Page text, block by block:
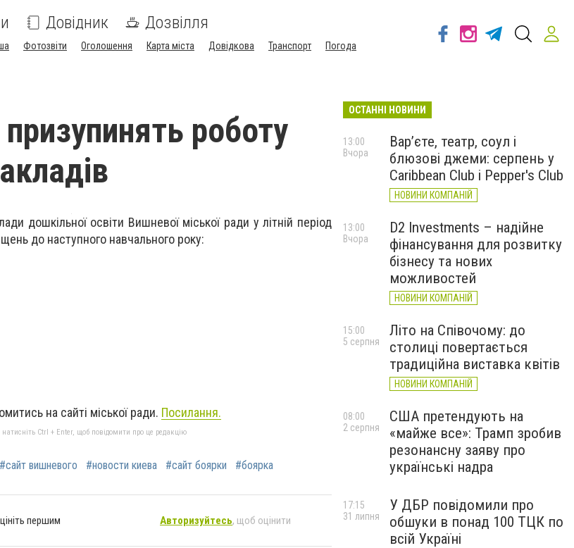
Довідник Дозвілля
Фотозвіти Оголошення Карта міста Довідкова Транспорт Погода
роботу
дошкільної освіти Вишневої міської ради у літній період
до наступного навчального року:
на сайті міської ради. Посилання.
Ctrl + Enter, щоб повідомити про це редакцію
#сайт вишневого #новости киева #сайт боярки #боярка
першим Авторизуйтесь, щоб оцінити
ОСТАННІ НОВИНИ
Вар’єте, театр, соул і
блюзові джеми: серпень у
Caribbean Club і Pepper's Club
НОВИНИ КОМПАНІЙ
13:00
Вчора
D2 Investments – надійне
фінансування для розвитку
бізнесу та нових
можливостей
НОВИНИ КОМПАНІЙ
13:00
Вчора
Літо на Співочому: до
столиці повертається
традиційна виставка квітів
НОВИНИ КОМПАНІЙ
15:00
5 серпня
США претендують на
«майже все»: Трамп зробив
резонансну заяву про
українські надра
08:00
2 серпня
У ДБР повідомили про
обшуки в понад 100 ТЦК по
всій Україні
17:15
31 липня